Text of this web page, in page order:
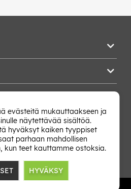
evästeitä mukauttaakseen ja
näytettävää sisältöä.
hyväksyt kaiken tyyppiset
parhaan mahdollisen
kun teet kauttamme ostoksia.
HYVÄKSY